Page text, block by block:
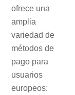
ofrece una
amplia
variedad de
métodos de
pago para
usuarios
europeos: